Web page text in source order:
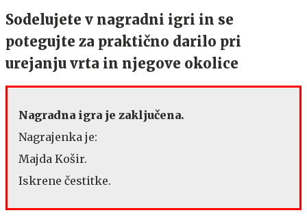
Sodelujete v nagradni igri in se
potegujte za praktično darilo pri
urejanju vrta in njegove okolice
Nagradna igra je zaključena.
Nagrajenka je:
Majda Košir.
Iskrene čestitke.